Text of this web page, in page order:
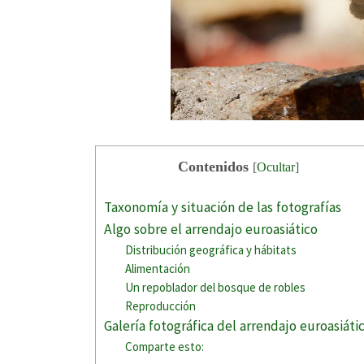
Contenidos [Ocultar]
Taxonomía y situación de las fotografías
Algo sobre el arrendajo euroasiático
Distribución geográfica y hábitats
Alimentación
Un repoblador del bosque de robles
Reproducción
Galería fotográfica del arrendajo
Comparte esto: